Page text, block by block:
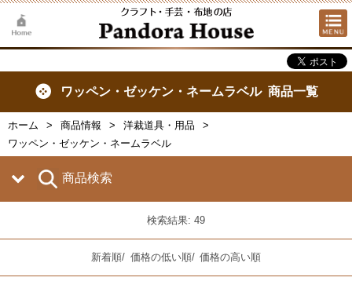
ワッペン・ゼッケン・ネームラベル 商品一覧
ホーム 商品情報
洋裁道具・用品
ワッペン・ゼッケン・ネームラベル
商品検索
検索結果: 49
新着順/ 価格の低い順/ 価格の高い順